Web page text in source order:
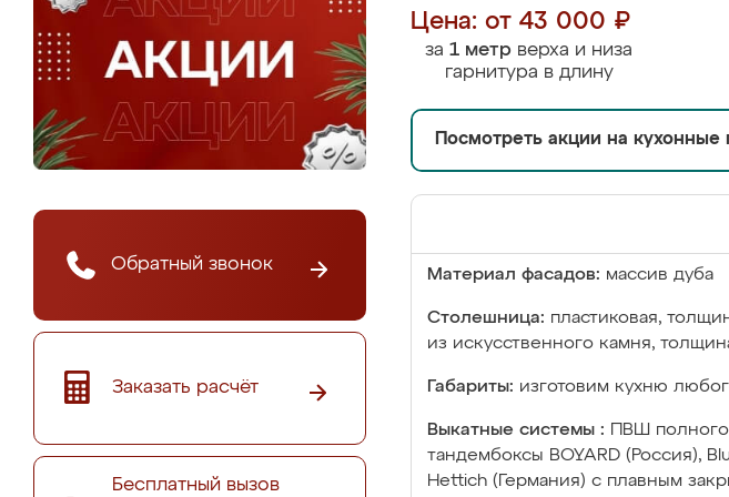
Обратный звонок
Заказать расчёт
Бесплатный вызов
Цена: от 43 000 ₽
за 1 метр верха и низа
гарнитура в длину
Посмотреть акции на кухонные
Материал фасадов: массив дуба
Столешница: пластиковая,
из искусственного камня,
Габариты: изготовим кухню
Выкатные системы :
ПВШ
тандембоксы BOYARD (Россия),
Hettich (Германия) с плавным